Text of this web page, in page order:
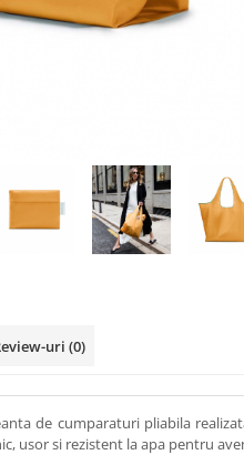
uri (0)
de cumparaturi pliabila
usor si rezistent la apa pentru